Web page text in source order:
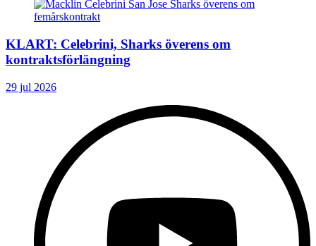
KLART: Celebrini, Sharks överens om
kontraktsförlängning
29 jul 2026